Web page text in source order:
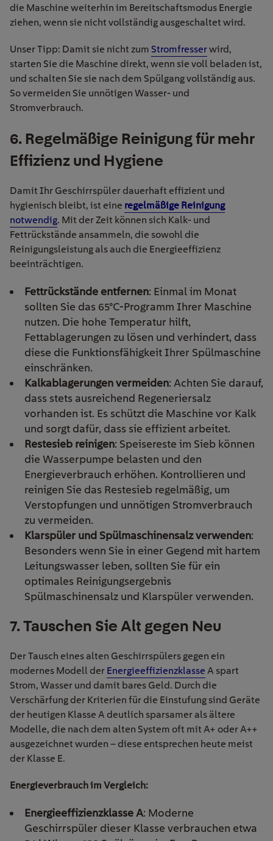
die Maschine weiterhin im Bereitschaftsmodus Energie
ziehen, wenn sie nicht vollständig ausgeschaltet wird.
Unser Tipp: Damit sie nicht zum Stromfresserwird,
starten Sie die Maschine direkt, wenn sie voll beladen ist,
und schalten Sie sie nach dem Spülgang vollständig aus.
So vermeiden Sie unnötigen Wasser- und
Stromverbrauch.
6. Regelmäßige Reinigung für mehr
Effizienz und Hygiene
Damit Ihr Geschirrspüler dauerhaft effizient und
hygienisch bleibt, ist eine regelmäßige Reinigung
notwendig. Mit der Zeit können sich Kalk- und
Fettrückstände ansammeln, die sowohl die
Reinigungsleistung als auch die Energieeffizienz
beeinträchtigen.
Fettrückstände entfernen: Einmal im Monat
sollten Sie das 65°C-Programm Ihrer Maschine
nutzen. Die hohe Temperatur hilft,
Fettablagerungen zu lösen und verhindert, dass
diese die Funktionsfähigkeit Ihrer Spülmaschine
einschränken.
Kalkablagerungen vermeiden: Achten Sie darauf,
dass stets ausreichend Regeneriersalz
vorhanden ist. Es schützt die Maschine vor Kalk
und sorgt dafür, dass sie effizient arbeitet.
Restesieb reinigen: Speisereste im Sieb können
die Wasserpumpe belasten und den
Energieverbrauch erhöhen. Kontrollieren und
reinigen Sie das Restesieb regelmäßig, um
Verstopfungen und unnötigen Stromverbrauch
zu vermeiden.
Klarspüler und Spülmaschinensalz verwenden:
Besonders wenn Sie in einer Gegend mit hartem
Leitungswasser leben, sollten Sie für ein
optimales Reinigungsergebnis
Spülmaschinensalz und Klarspüler verwenden.
7. Tauschen Sie Alt gegen Neu
Der Tausch eines alten Geschirrspülers gegen ein
modernes Modell der Energieeffizienzklasse A spart
Strom, Wasser und damit bares Geld. Durch die
Verschärfung der Kriterien für die Einstufung sind Geräte
der heutigen Klasse A deutlich sparsamer als ältere
Modelle, die nach dem alten System oft mit A+ oder A++
ausgezeichnet wurden – diese entsprechen heute meist
der Klasse E.
Energieverbrauch im Vergleich:
Energieeffizienzklasse A: Moderne
Geschirrspüler dieser Klasse verbrauchen etwa